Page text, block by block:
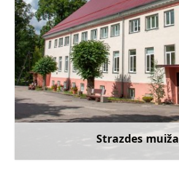
Strazdes muiža
silvija.nike@talsi.lv
+371 29480530
Doties